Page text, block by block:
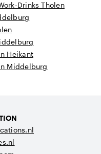
Drinks Tholen
Heikant
Middelburg